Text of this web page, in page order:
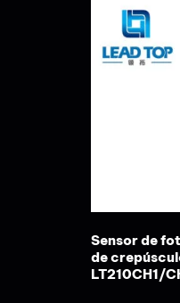
Sensor de
de
LT210CH1/